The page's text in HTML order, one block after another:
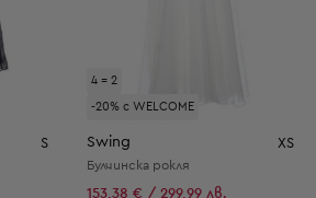
S
4 = 2
-20% с WELCOME
Swing XS
Булчинска рокля
153,38 € / 299,99 лв.